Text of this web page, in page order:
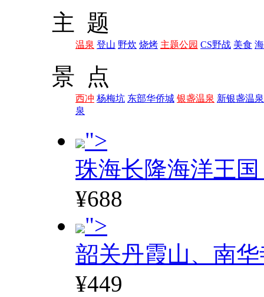
主 题
温泉 登山 野炊 烧烤 主题公园 CS野战 美食
景 点
西冲 杨梅坑 东部华侨城 银盏温泉 新银盏温泉
泉
">
珠海长隆海洋王
¥688
">
韶关丹霞山、南
¥449